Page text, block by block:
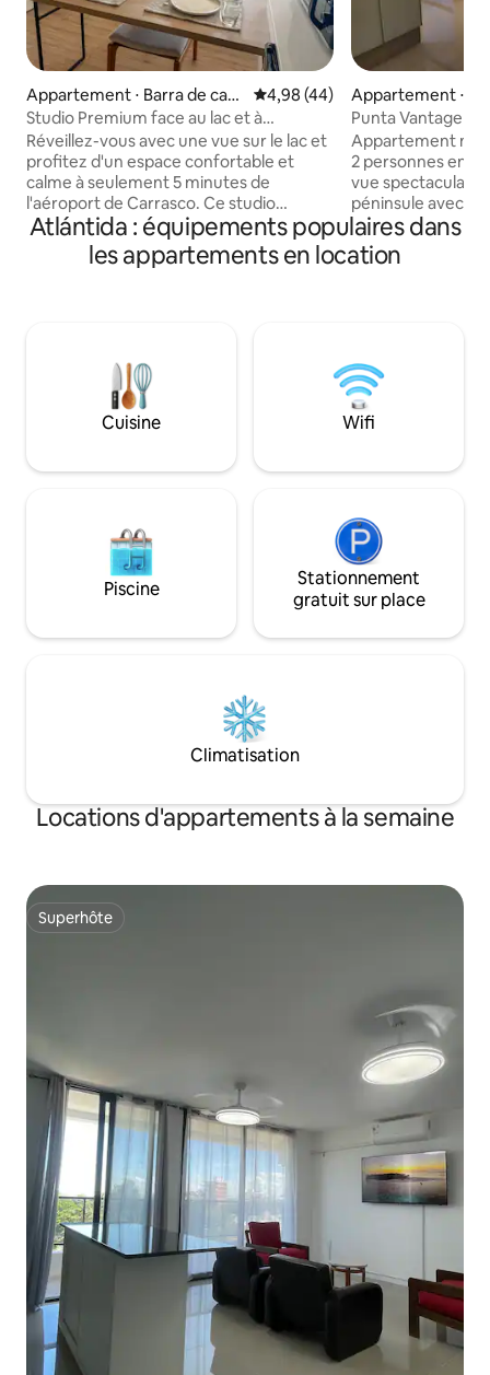
Appartement ⋅ Barra de carr
asco
Évaluation moyenne sur la
4,98 (44)
Studio Premium face au lac et à
5 minutes de l'aéroport
Réveillez-vous avec une vue sur le lac et
profitez d'un espace confortable et
calme à seulement 5 minutes de
l'aéroport de Carrasco. Ce studio
moderne est idéal pour les séjours de
courte durée ou les voyages d'affaires,
avec tout ce dont vous avez besoin pour
équipements, notamment une piscine
extérieure, une piscine intérieure
chauffée, une salle de sport, des
espaces de coworking et une sécurité
idéalement situé à proximité de
Appartement ⋅
e
Punta Vantage
Appartement
2 personnes
vue spectaculaire
péninsule avec 2
quelques rues du
mansa & brava.
son propre
et profiter de
de l'année ou
car il dispose
rapide (200
Atlántida : équipements populaires dans
les appartements en location
Cuisine Wifi
Piscine
Stationnement
gratuit sur place
Climatisation
Locations d'appartements à la semaine
Superhôte
Superhôte